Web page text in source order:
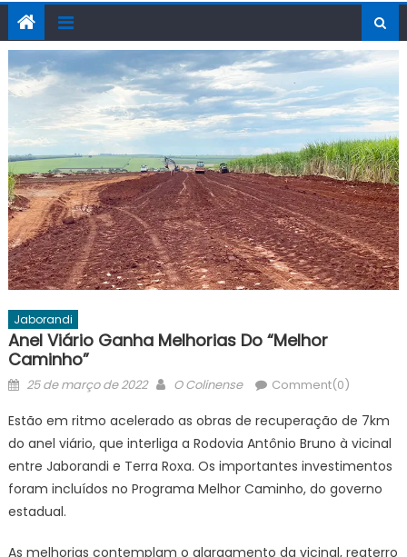
Jaborandi
Anel Viário Ganha Melhorias Do “Melhor
Caminho”
Posted
25 de março de 2022 Author
O Colinense Comment(0)
Estão em ritmo acelerado as obras de recuperação de 7km
do anel viário, que interliga a Rodovia Antônio Bruno à vicinal
entre Jaborandi e Terra Roxa. Os importantes investimentos
foram incluídos no Programa Melhor Caminho, do governo
estadual.
As melhorias contemplam o alargamento da vicinal, reaterro